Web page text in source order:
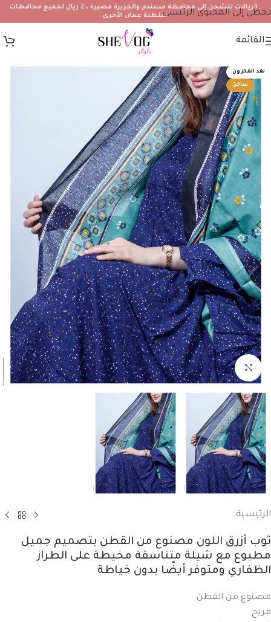
تخطي إلى المحتوى الرئيسي
۔3ريالات للشحن إلى محافظة مسندم والجزيرة مصيرة ، 2 ريال لجميع محافظات
سلطنة عمان الأخرى
القائمة
نفد المخزون
ساخن
انقر للتكبير
الرئيسية
ثوب أزرق اللون مصنوع من القطن بتصميم جميل
مطبوع مع شيلة متناسقة مخيطة على الطراز
الظفاري ومتوفر أيضًا بدون خياطة
مصنوع من القطن
مريح